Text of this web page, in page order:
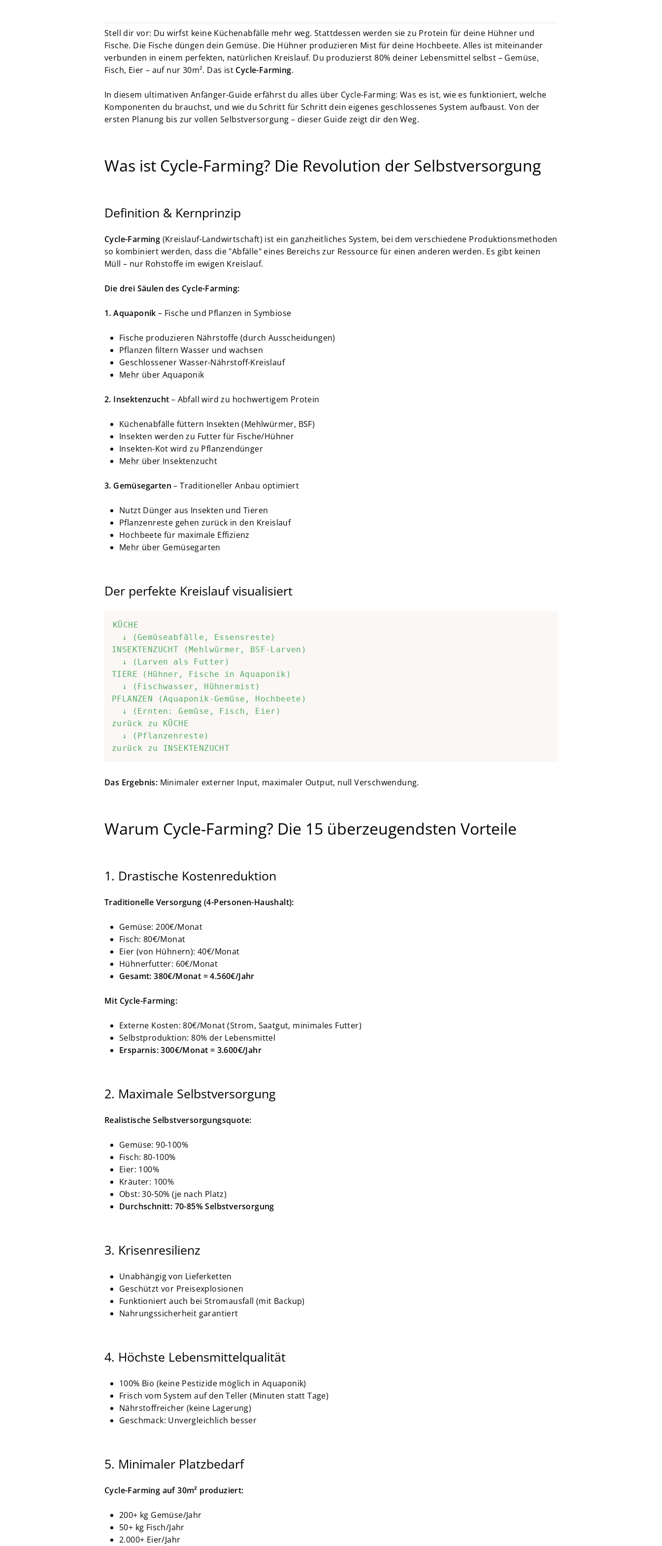
Stell dir vor: Du wirfst keine Küchenabfälle mehr weg. Stattdessen werden sie zu Protein für deine Hühner und
Fische. Die Fische düngen dein Gemüse. Die Hühner produzieren Mist für deine Hochbeete. Alles ist miteinander
verbunden in einem perfekten, natürlichen Kreislauf. Du produzierst 80% deiner Lebensmittel selbst – Gemüse,
Fisch, Eier – auf nur 30m². Das ist Cycle-Farming.
In diesem ultimativen Anfänger-Guide erfährst du alles über Cycle-Farming: Was es ist, wie es funktioniert, welche
Komponenten du brauchst, und wie du Schritt für Schritt dein eigenes geschlossenes System aufbaust. Von der
ersten Planung bis zur vollen Selbstversorgung – dieser Guide zeigt dir den Weg.
Was ist Cycle-Farming? Die Revolution der Selbstversorgung
Definition & Kernprinzip
Cycle-Farming (Kreislauf-Landwirtschaft) ist ein ganzheitliches System, bei dem verschiedene Produktionsmethoden
so kombiniert werden, dass die "Abfälle" eines Bereichs zur Ressource für einen anderen werden. Es gibt keinen
Müll – nur Rohstoffe im ewigen Kreislauf.
Die drei Säulen des Cycle-Farming:
1. Aquaponik – Fische und Pflanzen in Symbiose
Fische produzieren Nährstoffe (durch Ausscheidungen)
Pflanzen filtern Wasser und wachsen
Geschlossener Wasser-Nährstoff-Kreislauf
Mehr über Aquaponik
2. Insektenzucht – Abfall wird zu hochwertigem Protein
Küchenabfälle füttern Insekten (Mehlwürmer, BSF)
Insekten werden zu Futter für Fische/Hühner
Insekten-Kot wird zu Pflanzendünger
Mehr über Insektenzucht
3. Gemüsegarten – Traditioneller Anbau optimiert
Nutzt Dünger aus Insekten und Tieren
Pflanzenreste gehen zurück in den Kreislauf
Hochbeete für maximale Effizienz
Mehr über Gemüsegarten
Der perfekte Kreislauf visualisiert
KÜCHE
  ↓ (Gemüseabfälle, Essensreste)
INSEKTENZUCHT (Mehlwürmer, BSF-Larven)
  ↓ (Larven als Futter)
TIERE (Hühner, Fische in Aquaponik)
  ↓ (Fischwasser, Hühnermist)
PFLANZEN (Aquaponik-Gemüse, Hochbeete)
  ↓ (Ernten: Gemüse, Fisch, Eier)
zurück zu KÜCHE
  ↓ (Pflanzenreste)
Das Ergebnis: Minimaler externer Input, maximaler Output, null Verschwendung.
Warum Cycle-Farming? Die 15 überzeugendsten Vorteile
1. Drastische Kostenreduktion
Traditionelle Versorgung (4-Personen-Haushalt):
Gemüse: 200€/Monat
Fisch: 80€/Monat
Eier (von Hühnern): 40€/Monat
Hühnerfutter: 60€/Monat
Gesamt: 380€/Monat = 4.560€/Jahr
Mit Cycle-Farming:
Externe Kosten: 80€/Monat (Strom, Saatgut, minimales Futter)
Selbstproduktion: 80% der Lebensmittel
Ersparnis: 300€/Monat = 3.600€/Jahr
2. Maximale Selbstversorgung
Realistische Selbstversorgungsquote:
Gemüse: 90-100%
Fisch: 80-100%
Eier: 100%
Kräuter: 100%
Obst: 30-50% (je nach Platz)
Durchschnitt: 70-85% Selbstversorgung
3. Krisenresilienz
Unabhängig von Lieferketten
Geschützt vor Preisexplosionen
Funktioniert auch bei Stromausfall (mit Backup)
Nahrungssicherheit garantiert
4. Höchste Lebensmittelqualität
100% Bio (keine Pestizide möglich in Aquaponik)
Frisch vom System auf den Teller (Minuten statt Tage)
Nährstoffreicher (keine Lagerung)
Geschmack: Unvergleichlich besser
5. Minimaler Platzbedarf
Cycle-Farming auf 30m² produziert:
200+ kg Gemüse/Jahr
50+ kg Fisch/Jahr
2.000+ Eier/Jahr